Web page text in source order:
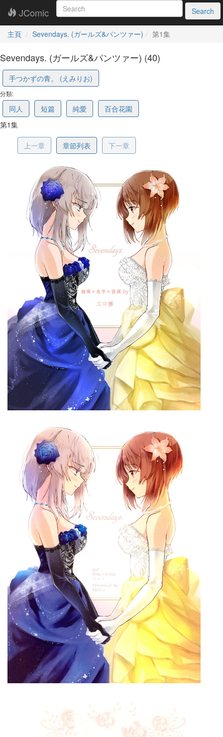
JComic Search
主頁 Sevendays. (ガールズ&パンツァー) 第1集
Sevendays. (ガールズ&パンツァー) (40)
手つかずの青。 (えみりお)
分類:
同人 短篇 純愛
百合花園
第1集
上一章 章節列表 下一章